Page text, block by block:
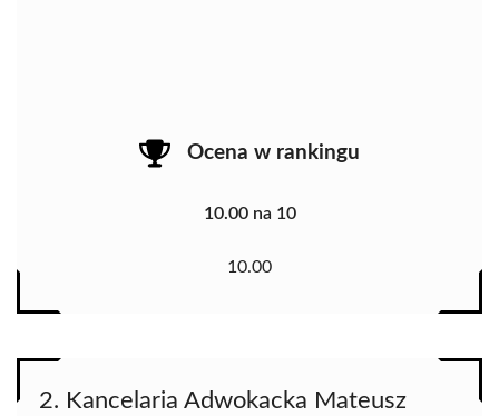
Ocena w rankingu
10.00 na 10
10.00
2. Kancelaria Adwokacka Mateusz